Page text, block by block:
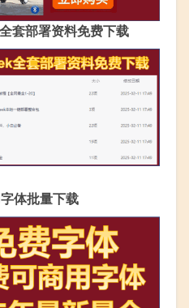
套部署资料免费下载
体批量下载